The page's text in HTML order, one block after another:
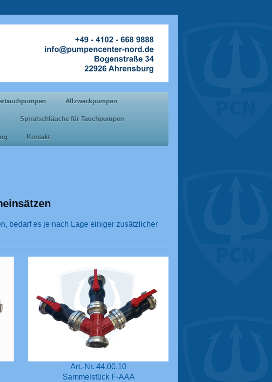
Allzweckpumpen
Spiralschläuche für Tauchpumpen
Kontakt
bedarf es je nach Lage einiger zusätzlicher
Art.-Nr. 44.00.10
Sammelstück F-AAA